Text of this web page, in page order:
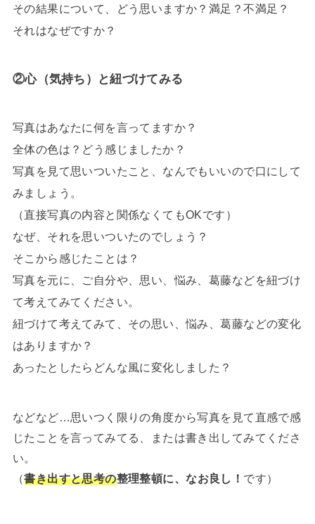
その結果について、どう思いますか？満足？不満足？
それはなぜですか？
②心（気持ち）と紐づけてみる
写真はあなたに何を言ってますか？
全体の色は？どう感じましたか？
写真を見て思いついたこと、なんでもいいので口にして
みましょう。
（直接写真の内容と関係なくてもOKです）
なぜ、それを思いついたのでしょう？
そこから感じたことは？
写真を元に、ご自分や、思い、悩み、葛藤などを紐づけ
て考えてみてください。
紐づけて考えてみて、その思い、悩み、葛藤などの変化
はありますか？
あったとしたらどんな風に変化しました？
などなど…思いつく限りの角度から写真を見て直感で感
じたことを言ってみてる、または書き出してみてくださ
い。
（書き出すと思考の整理整頓に、なお良し！ です）